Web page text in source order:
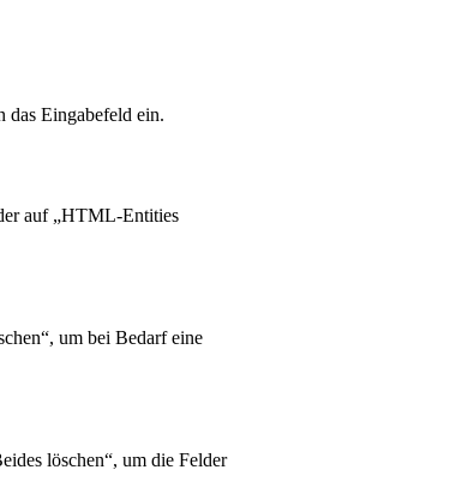
das Eingabefeld ein.
auf „HTML-Entities
um bei Bedarf eine
löschen“, um die Felder